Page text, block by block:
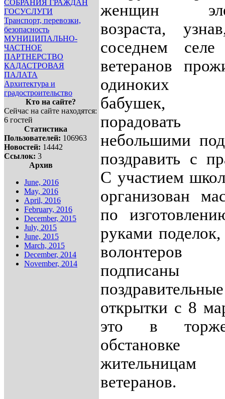
СОБРАНИЯ ГРАЖДАН
ГОСУСЛУГИ
Транспорт, перевозки,
безопасность
МУНИЦИПАЛЬНО-
ЧАСТНОЕ
ПАРТНЕРСТВО
КАДАСТРОВАЯ
ПАЛАТА
Архитектура и
градостроительство
Кто на сайте?
Сейчас на сайте находятся:
6 гостей
Статистика
Пользователей: 106963
Новостей: 14442
Ссылок: 3
Архив
June, 2016
May, 2016
April, 2016
February, 2016
December, 2015
July, 2015
June, 2015
March, 2015
December, 2014
November, 2014
женщин
возраста,
соседнем
ветеранов
одиноких
бабушек,
небольшими
поздравить с
С участием
организован
по
руками
подписаны
поздравительные
открытки с 8
это в
обстановке
ветеранов.